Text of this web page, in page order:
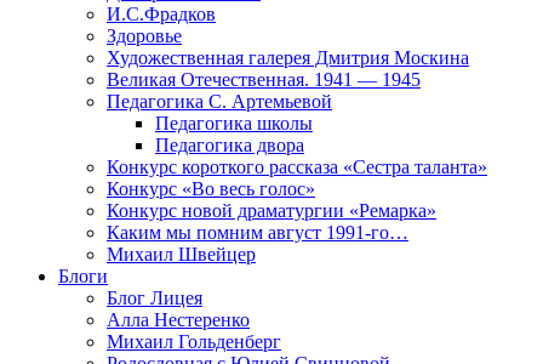
И.С.Фрадков
Здоровье
Художественная галерея Дмитрия Москина
Великая Отечественная. 1941 — 1945
Педагогика С. Артемьевой
Педагогика школы
Педагогика двора
Конкурс короткого рассказа «Сестра таланта»
Конкурс «Во весь голос»
Конкурс новой драматургии «Ремарка»
Каким мы помним август 1991-го…
Михаил Швейцер
Блоги
Блог Лицея
Алла Нестеренко
Михаил Гольденберг